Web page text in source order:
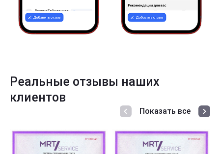
Реальные отзывы наших
клиентов
Показать все